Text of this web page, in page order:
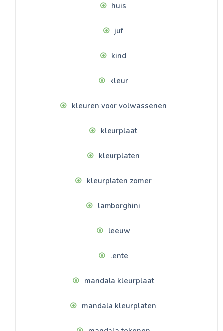
huis
juf
kind
kleur
kleuren voor volwassenen
kleurplaat
kleurplaten
kleurplaten zomer
lamborghini
leeuw
lente
mandala kleurplaat
mandala kleurplaten